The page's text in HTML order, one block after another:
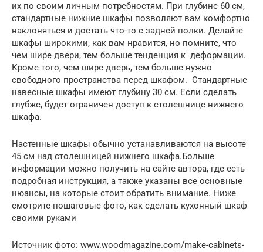
их по своим личным потребностям. При глубине 60 см,
стандартные нижние шкафы позволяют вам комфортно
наклоняться и достать что-то с задней полки. Делайте
шкафы широкими, как вам нравится, но помните, что
чем шире двери, тем больше тенденция к деформации.
Кроме того, чем шире дверь, тем больше нужно
свободного пространства перед шкафом. Стандартные
навесные шкафы имеют глубину 30 см. Если сделать
глубже, будет ограничен доступ к столешнице нижнего
шкафа.
Настенные шкафы обычно устанавливаются на высоте
45 см над столешницей нижнего шкафа.Больше
информации можно получить на сайте автора, где есть
подробная инструкция, а также указаны все основные
нюансы, на которые стоит обратить внимание. Ниже
смотрите пошаговые фото, как сделать кухонный шкаф
своими руками
Источник фото: www.woodmagazine.com/make-cabinets-